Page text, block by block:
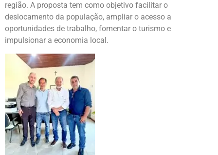
região. A proposta tem como objetivo facilitar o
deslocamento da população, ampliar o acesso a
oportunidades de trabalho, fomentar o turismo e
impulsionar a economia local.